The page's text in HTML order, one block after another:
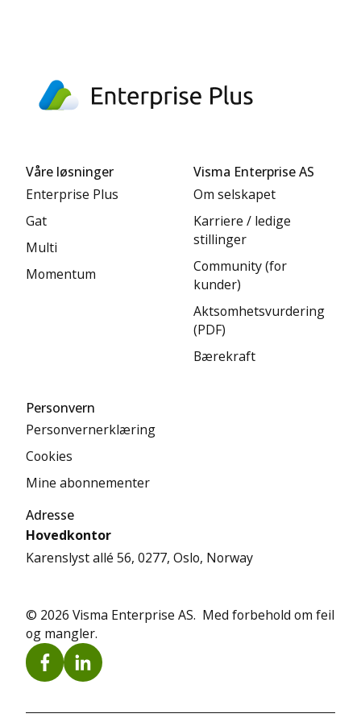
Våre løsninger
Enterprise Plus
Gat
Multi
Momentum
Visma Enterprise AS
Om selskapet
Karriere / ledige
stillinger
Community (for
kunder)
Aktsomhetsvurdering
(PDF)
Bærekraft
Personvern
Personvernerklæring
Cookies
Mine abonnementer
Adresse
Hovedkontor
Karenslyst allé 56, 0277, Oslo, Norway
© 2026 Visma Enterprise AS. Med forbehold om feil
og mangler.